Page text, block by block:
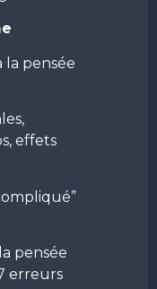
pensée
effets
pensée
erreurs